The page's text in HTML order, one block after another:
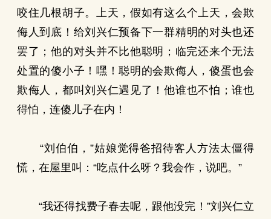
咬住几根胡子。上天，假如有这么个上天，会欺
侮人到底！给刘兴仁预备下一群精明的对头也还
罢了；他的对头并不比他聪明；临完还来个无法
处置的傻小子！嘿！聪明的会欺侮人，傻蛋也会
欺侮人，都叫刘兴仁遇见了！他谁也不怕；谁也
得怕，连傻儿子在内！
“刘伯伯，”姑娘觉得爸招待客人方法太僵得
慌，在屋里叫：“吃点什么呀？我会作，说吧。”
“我还得找费子春去呢，跟他没完！”刘兴仁立